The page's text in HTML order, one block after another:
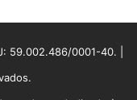
59.002.486/0001-40. |